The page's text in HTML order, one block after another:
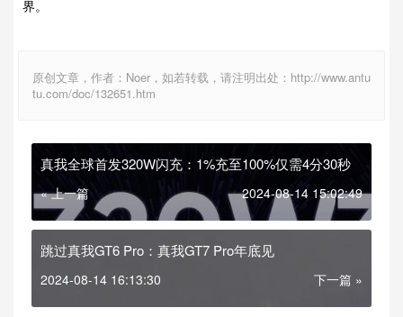
界。
原创文章，作者：Noer，如若转载，请注明出处：http://www.antu
tu.com/doc/132651.htm
真我全球首发320W闪充：1%充至100%仅需4分30秒
« 上一篇 2024-08-14 15:02:49
跳过真我GT6 Pro：真我GT7 Pro年底见
2024-08-14 16:13:30 下一篇 »